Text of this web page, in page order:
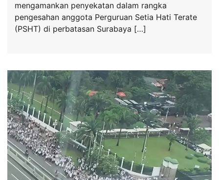
mengamankan penyekatan dalam rangka
pengesahan anggota Perguruan Setia Hati Terate
(PSHT) di perbatasan Surabaya […]